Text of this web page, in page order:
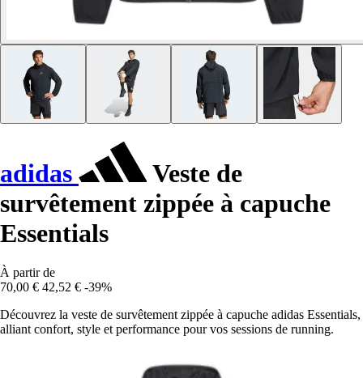
adidas
Veste de
survêtement zippée à capuche
Essentials
À partir de
70,00 € 42,52 € -39%
Découvrez la veste de survêtement zippée à capuche adidas Essentials,
alliant confort, style et performance pour vos sessions de running.